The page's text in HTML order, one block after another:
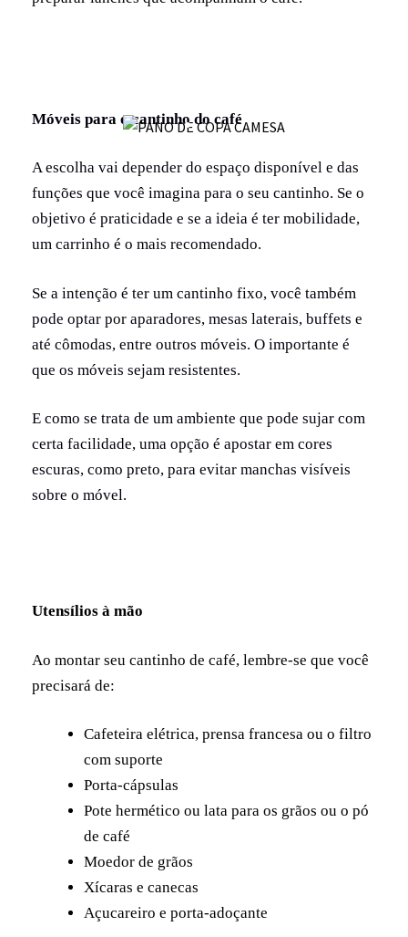
Móveis para o cantinho do café
A escolha vai depender do espaço disponível e das
funções que você imagina para o seu cantinho. Se o
objetivo é praticidade e se a ideia é ter mobilidade,
um carrinho é o mais recomendado.
Se a intenção é ter um cantinho fixo, você também
pode optar por aparadores, mesas laterais, buffets e
até cômodas, entre outros móveis. O importante é
que os móveis sejam resistentes.
E como se trata de um ambiente que pode sujar com
certa facilidade, uma opção é apostar em cores
escuras, como preto, para evitar manchas visíveis
sobre o móvel.
Utensílios à mão
Ao montar seu cantinho de café, lembre-se que você
precisará de:
Cafeteira elétrica, prensa francesa ou o filtro
com suporte
Porta-cápsulas
Pote hermético ou lata para os grãos ou o pó
de café
Moedor de grãos
Xícaras e canecas
Açucareiro e porta-adoçante